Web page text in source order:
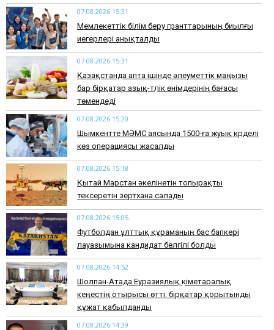
07.08.2026 15:31
Мемлекеттік білім беру гранттарының биылғы
иегерлері анықталды
07.08.2026 15:31
Қазақстанда апта ішінде әлеуметтік маңызы
бар бірқатар азық-түлік өнімдерінің бағасы
төмендеді
07.08.2026 15:20
Шымкентте МӘМС аясында 1500-ға жуық күрделі
көз операциясы жасалды
07.08.2026 15:18
Қытай Марстан әкелінетін топырақты
тексеретін зертхана салады
07.08.2026 15:05
Футболдан ұлттық құраманың бас бапкері
лауазымына кандидат белгілі болды
07.08.2026 14:52
Шолпан-Атада Еуразиялық үкіметаралық
кеңестің отырысы өтті: бірқатар қорытынды
құжат қабылданды
07.08.2026 14:39